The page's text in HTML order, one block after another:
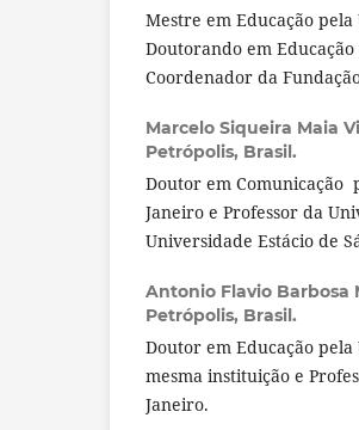
Mestre em Educação
Doutorando em
Coordenador da
Marcelo Siqueira Maia
Petrópolis, Brasil.
Doutor em Comunicação
Janeiro e Professor da
Universidade Estácio de
Antonio Flavio Barbosa
Petrópolis, Brasil.
Doutor em Educação
mesma instituição e
Janeiro.